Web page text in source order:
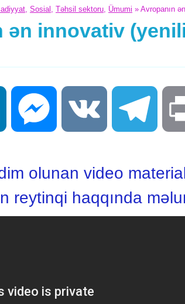
Sosial Təhsil sektoru Ümumi » Avropanın
ən innovativ
LinkedIn Messenger VK
olunan video
reytinqi haqqında